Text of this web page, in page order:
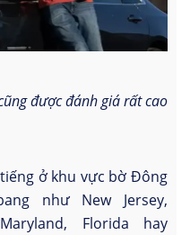
được đánh giá rất cao
ở khu vực bờ Đông
như New Jersey,
Florida hay